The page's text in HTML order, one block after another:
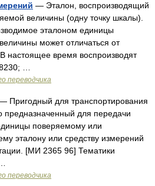
— Эталон, воспроизводящий
величины (одну точку шкалы).
эталоном единицы
может отличаться от
настоящее время воспроизводят
…
переводчика
Пригодный для транспортирования
предназначенный для передачи
поверяемому или
эталону или средству измерений
[МИ 2365 96] Тематики
переводчика